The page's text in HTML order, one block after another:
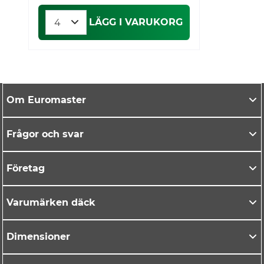
LÄGG I VARUKORG
Om Euromaster
Frågor och svar
Företag
Varumärken däck
Dimensioner